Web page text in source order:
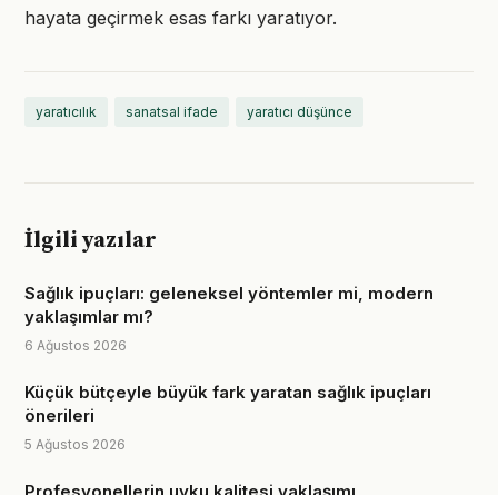
hayata geçirmek esas farkı yaratıyor.
yaratıcılık sanatsal ifade yaratıcı düşünce
İlgili yazılar
Sağlık ipuçları: geleneksel yöntemler mi, modern
yaklaşımlar mı?
6 Ağustos 2026
Küçük bütçeyle büyük fark yaratan sağlık ipuçları
önerileri
5 Ağustos 2026